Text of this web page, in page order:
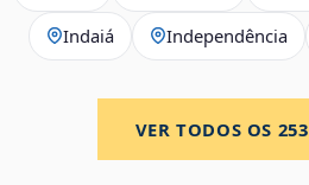
Indaiá Independência
VER TODOS OS 253